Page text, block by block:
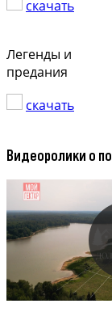
скачать
Легенды и
предания
скачать
Видеоролики о